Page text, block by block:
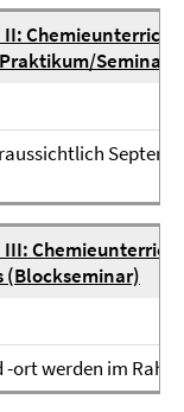
Seminar)
(Blockseminar)
werden im